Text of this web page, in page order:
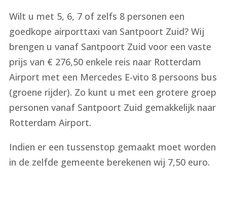
Wilt u met 5, 6, 7 of zelfs 8 personen een
goedkope airporttaxi van Santpoort Zuid? Wij
brengen u vanaf Santpoort Zuid voor een vaste
prijs van € 276,50 enkele reis naar Rotterdam
Airport met een Mercedes E-vito 8 persoons bus
(groene rijder). Zo kunt u met een grotere groep
personen vanaf Santpoort Zuid gemakkelijk naar
Rotterdam Airport.
Indien er een tussenstop gemaakt moet worden
in de zelfde gemeente berekenen wij 7,50 euro.